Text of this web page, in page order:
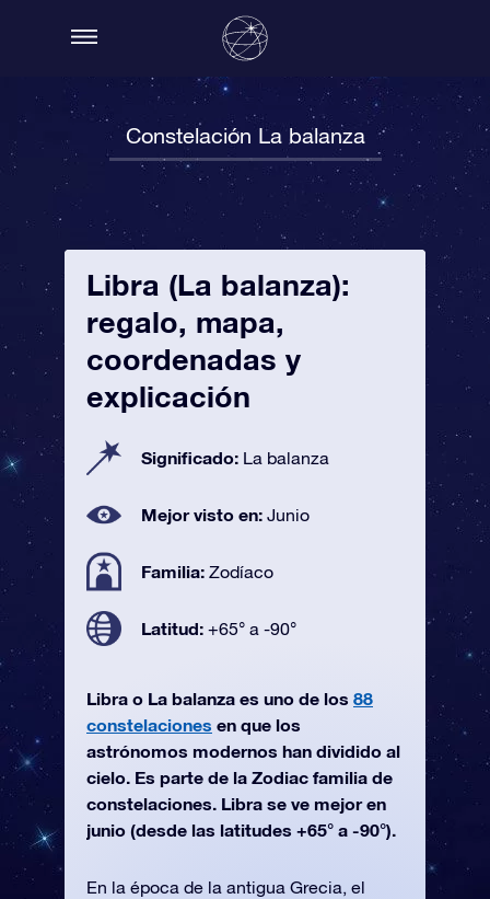
Constelación La balanza
Libra (La balanza):
regalo, mapa,
coordenadas y
explicación
Significado: La balanza
Mejor visto en: Junio
Familia: Zodíaco
Latitud: +65° a -90°
Libra o La balanza es uno de los 88
constelaciones en que los
astrónomos modernos han dividido al
cielo. Es parte de la Zodiac familia de
constelaciones. Libra se ve mejor en
junio (desde las latitudes +65° a -90°).
En la época de la antigua Grecia, el